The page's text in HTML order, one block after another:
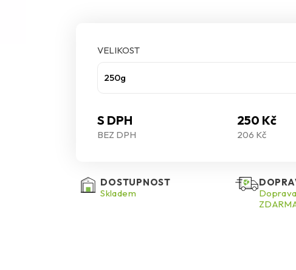
VELIKOST
250g
S DPH 250 Kč
BEZ DPH 206 Kč
DOSTUPNOST
Skladem